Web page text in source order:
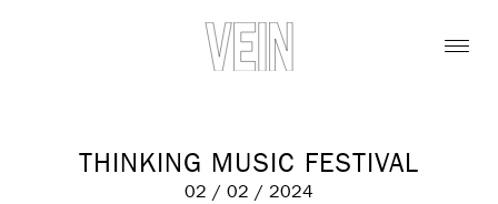
THINKING MUSIC FESTIVAL
02 / 02 / 2024